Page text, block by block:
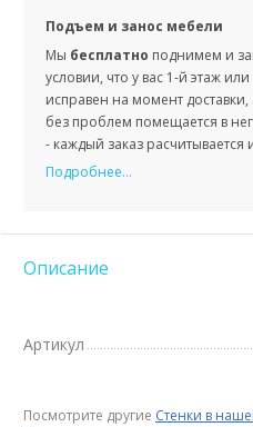
Подъем и занос мебели
Мы бесплатно поднимем и
условии, что у вас 1-й этаж
исправен на момент
без проблем помещается в
- каждый заказ расчитывается
Подробнее...
Описание
Артикул
Посмотрите другие Стенки в